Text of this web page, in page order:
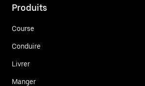
Produits
Course
Conduire
Livrer
Manger